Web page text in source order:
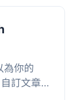
為你的
訂文章類